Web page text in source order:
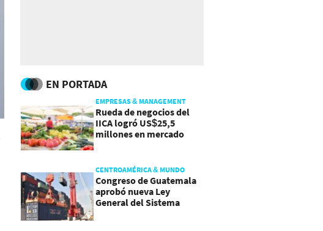
EN PORTADA
EMPRESAS & MANAGEMENT
Rueda de negocios del
IICA logró US$25,5
millones en mercado
CENTROAMÉRICA & MUNDO
Congreso de Guatemala
aprobó nueva Ley
General del Sistema